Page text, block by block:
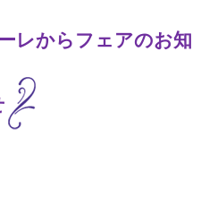
レからフェアのお知